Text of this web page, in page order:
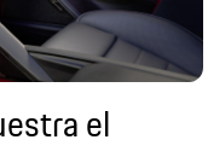
el